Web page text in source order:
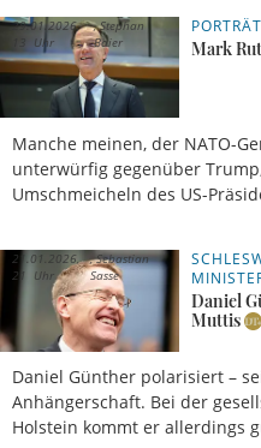
Mark
Manche meinen, der NATO-
unterwürfig gegenüber
Umschmeicheln des US-
29.01.2026,
13 Uhr
Stephan
Baier
Daniel
Muttis
Daniel Günther polarisiert –
Anhängerschaft. Bei der
Holstein kommt er allerdings
21.01.2026,
21 Uhr
Sebastian
Sasse